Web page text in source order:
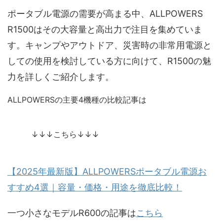
ポータブル電源の需要が高まる中、ALLPOWERS
R1500はその大容量と高出力で注目を集めていま
す。キャンプやアウトドア、災害時の非常用電源と
しての使用を検討している方に向けて、R1500の魅
力を詳しくご紹介します。
ALLPOWERSの主要4機種の比較記事は
↓↓↓こちら↓↓↓
【2025年最新版】ALLPOWERSポータブル電源お
すすめ4選｜容量・価格・用途を徹底比較！
一つ小さなモデルR600の記事はこちら